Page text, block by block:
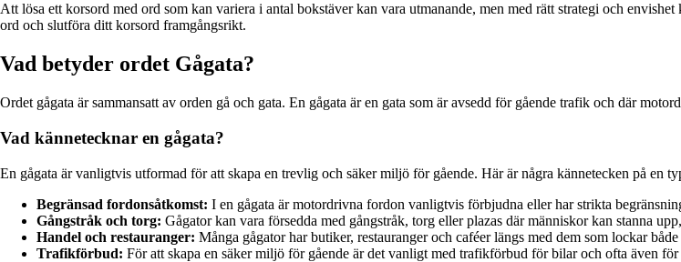
Att lösa ett korsord med ord som kan variera i antal bokstäver kan vara utmanande, men med rätt strategi och
ord och slutföra ditt korsord framgångsrikt.
Vad betyder ordet Gågata?
Ordet gågata är sammansatt av orden gå och gata. En gågata är en gata som är avsedd för gående trafik och där
Vad kännetecknar en gågata?
En gågata är vanligtvis utformad för att skapa en trevlig och säker miljö för gående. Här är några kännetecken på en
Begränsad fordonsåtkomst: I en gågata är motordrivna fordon vanligtvis förbjudna eller har strikta
Gångstråk och torg: Gågator kan vara försedda med gångstråk, torg eller plazas där människor kan stanna
Handel och restauranger: Många gågator har butiker, restauranger och caféer längs med dem som lockar
Trafikförbud: För att skapa en säker miljö för gående är det vanligt med trafikförbud för bilar och ofta även